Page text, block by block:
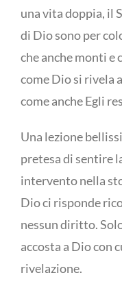
una vita doppia, il
di Dio sono per
che anche monti
come Dio si rivela
come anche Egli
Una lezione
pretesa di sentire
intervento nella
Dio ci risponde
nessun diritto.
accosta a Dio con
rivelazione.